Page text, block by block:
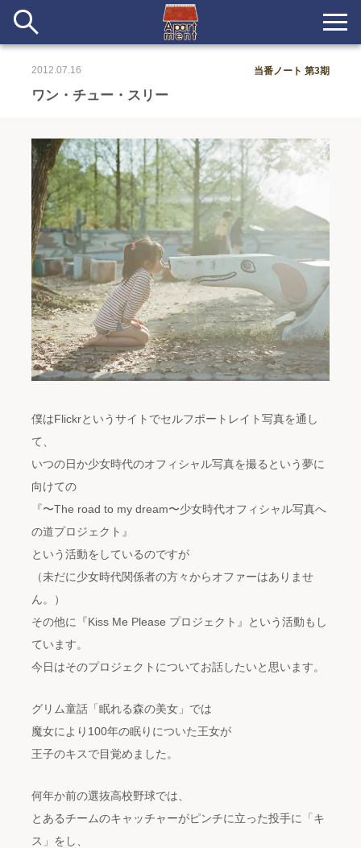
#アイデア #イベント #インド #エッセイ #ボツ
#マルシェ
#旅
#日記 #暮らし #生活 #留学 #考え事
イベント&ショップ
長期滞在者&more
アパートメントについて
寄付について
配信
入居者一覧
ワン・チュー・スリー
2012.07.16 当番ノート 第3期
僕はFlickrというサイトでセルフポートレイト写真を通し
て、
いつの日か少女時代のオフィシャル写真を撮るという夢に
向けての
『〜The road to my dream〜少女時代オフィシャル写真へ
の道プロジェクト』
という活動をしているのですが
（未だに少女時代関係者の方々からオファーはありませ
ん。）
その他に『Kiss Me Please プロジェクト』という活動もし
ています。
今日はそのプロジェクトについてお話したいと思います。
グリム童話「眠れる森の美女」では
魔女により100年の眠りについた王女が
王子のキスで目覚めました。
何年か前の選抜高校野球では、
とあるチームのキャッチャーがピンチに立った投手に「キ
ス」をし、